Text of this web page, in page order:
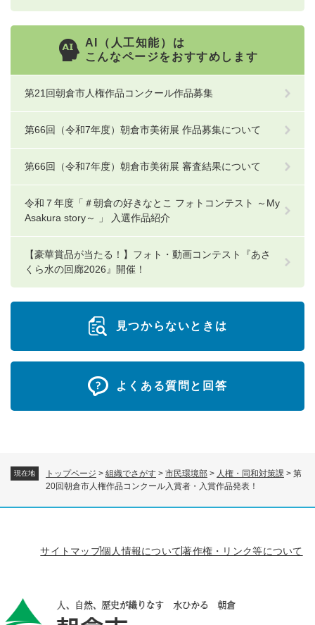
現在地 トップページ > 組織でさがす > 市民環境部 > 人権・同和対策課 > 第
20回朝倉市人権作品コンクール入賞者・入賞作品発表！
AI（人工知能）は
こんなページをおすすめします
第21回朝倉市人権作品コンクール作品募集
第66回（令和7年度）朝倉市美術展 作品募集について
第66回（令和7年度）朝倉市美術展 審査結果について
令和７年度「＃朝倉の好きなとこ フォトコンテスト ～My
Asakura story～ 」 入選作品紹介
【豪華賞品が当たる！】フォト・動画コンテスト『あさ
くら水の回廊2026』開催！
見つからないときは
よくある質問と回答
サイトマップ個人情報について著作権・リンク等について